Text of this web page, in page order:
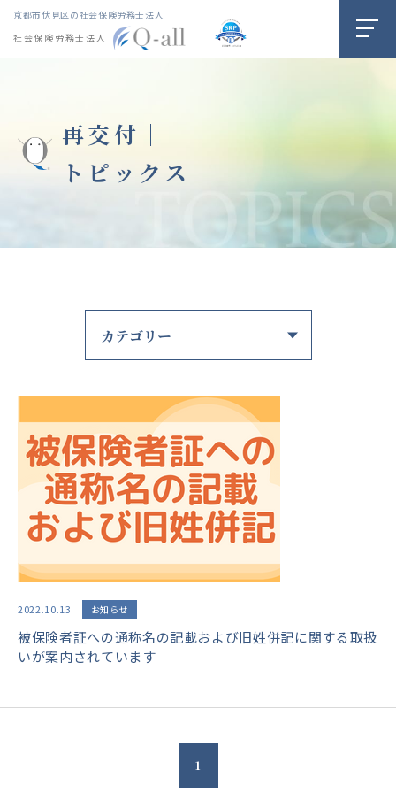
京都市伏見区の社会保険労務士法人
社会保険労務士法人
再交付｜
トピックス
2022.10.13 お知らせ
被保険者証への通称名の記載および旧姓併記に関する取扱
いが案内されています
1